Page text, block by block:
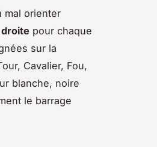
mal orienter
pour chaque
sur la
Cavalier, Fou,
blanche, noire
le barrage